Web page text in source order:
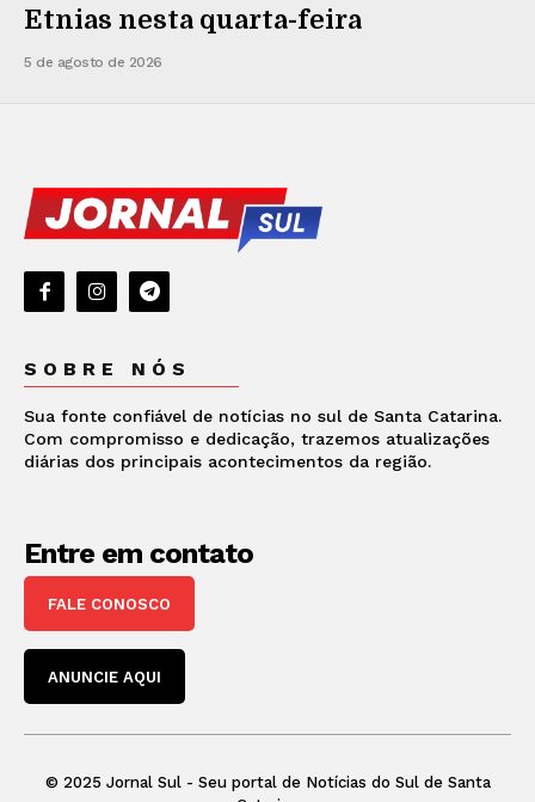
Etnias nesta quarta-feira
5 de agosto de 2026
SOBRE NÓS
Sua fonte confiável de notícias no sul de Santa Catarina.
Com compromisso e dedicação, trazemos atualizações
diárias dos principais acontecimentos da região.
Entre em contato
FALE CONOSCO
ANUNCIE AQUI
© 2025 Jornal Sul - Seu portal de Notícias do Sul de Santa